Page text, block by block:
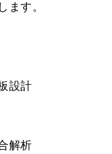
ます。
設計
解析